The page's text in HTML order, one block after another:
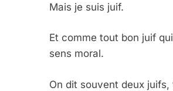
Mais je suis juif.
Et comme tout bon juif
sens moral.
On dit souvent deux juifs,